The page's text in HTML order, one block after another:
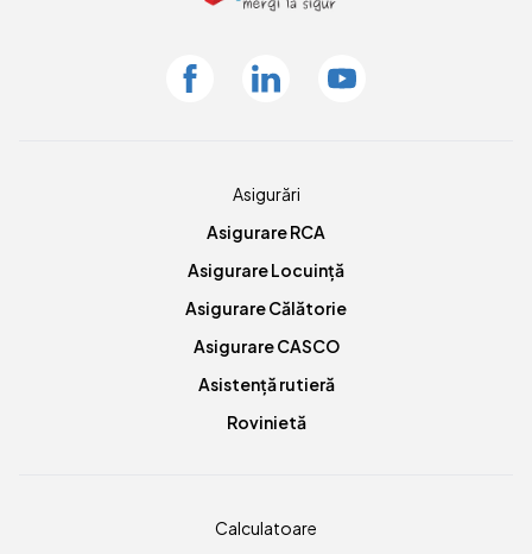
FacebookLinkedin Youtube
Asigurări
Asigurare RCA
Asigurare Locuință
Asigurare Călătorie
Asigurare CASCO
Asistență rutieră
Rovinietă
Calculatoare